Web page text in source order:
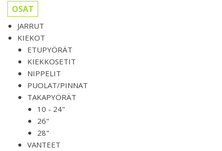
OSAT
JARRUT
KIEKOT
ETUPYÖRÄT
KIEKKOSETIT
NIPPELIT
PUOLAT/PINNAT
TAKAPYÖRÄT
10 - 24"
26"
28"
VANTEET